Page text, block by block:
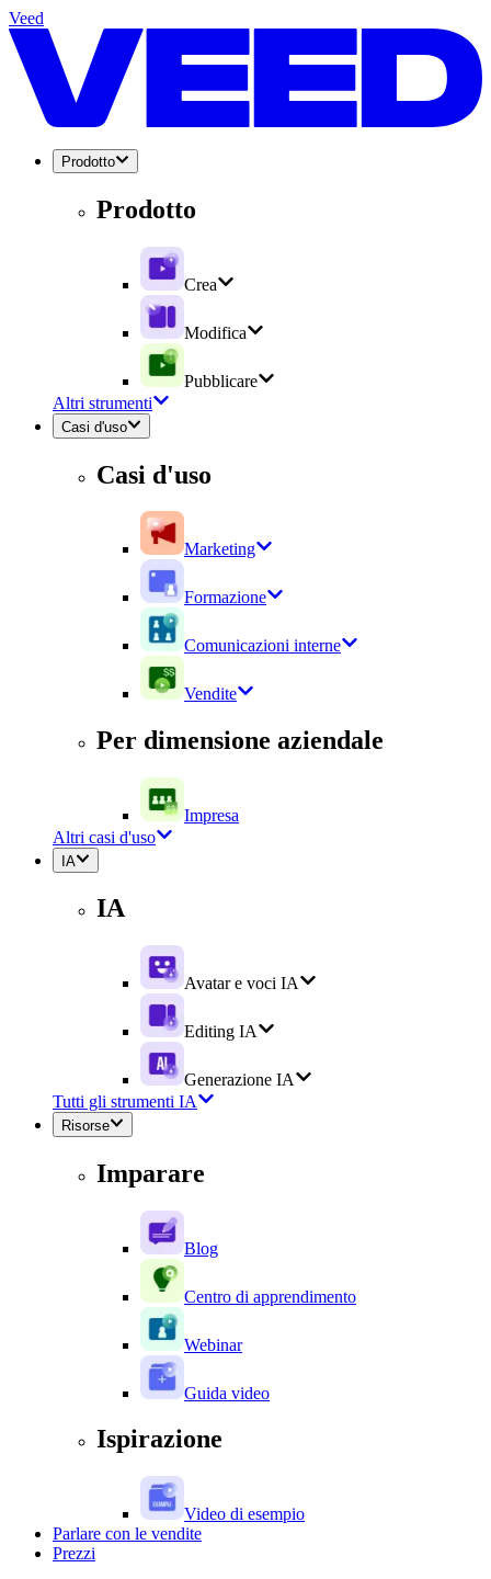
Veed
Prodotto
Prodotto
Crea
Modifica
Pubblicare
Altri strumenti
Casi d'uso
Casi d'uso
Marketing
Formazione
Comunicazioni interne
Vendite
Per dimensione aziendale
Impresa
Altri casi d'uso
IA
IA
Avatar e voci IA
Editing IA
Generazione IA
Tutti gli strumenti IA
Risorse
Imparare
Blog
Centro di apprendimento
Webinar
Guida video
Ispirazione
Video di esempio
Parlare con le vendite
Prezzi